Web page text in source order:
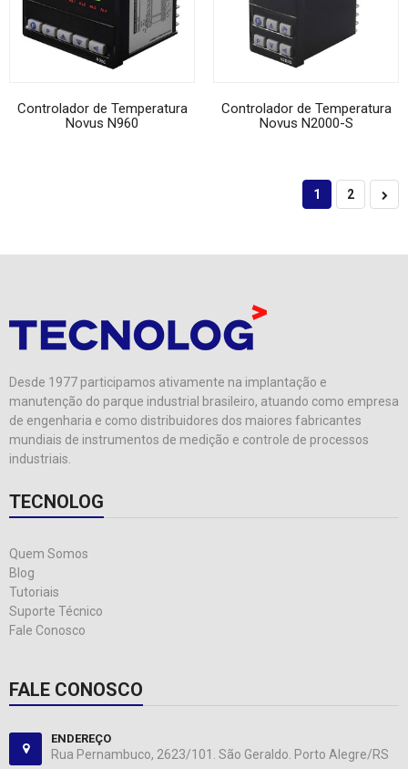
Controlador de Temperatura
Novus N960
Controlador de Temperatura
Novus N2000-S
1 2
Desde 1977 participamos ativamente na implantação e
manutenção do parque industrial brasileiro, atuando como empresa
de engenharia e como distribuidores dos maiores fabricantes
mundiais de instrumentos de medição e controle de processos
industriais.
TECNOLOG
Quem Somos
Blog
Tutoriais
Suporte Técnico
Fale Conosco
FALE CONOSCO
ENDEREÇO
Rua Pernambuco, 2623/101. São Geraldo. Porto Alegre/RS